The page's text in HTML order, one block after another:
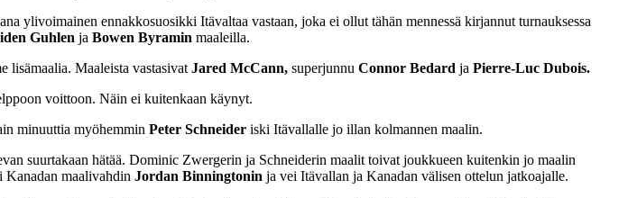
ylivoimainen ennakkosuosikki Itävaltaa vastaan, joka ei ollut tähän mennessä kirjannut turnauksessa
Guhlen ja Bowen Byramin maaleilla.
lisämaalia. Maaleista vastasivatJared McCann, superjunnu Connor Bedard ja Pierre-Luc Dubois.
voittoon. Näin ei kuitenkaan käynyt.
minuuttia myöhemmin Peter Schneider iski Itävallalle jo illan kolmannen maalin.
suurtakaan hätää. Dominic Zwergerin ja Schneiderin maalit toivat joukkueen kuitenkin jo maalin
maalivahdin Jordan Binningtonin ja vei Itävallan ja Kanadan välisen ottelun jatkoajalle.